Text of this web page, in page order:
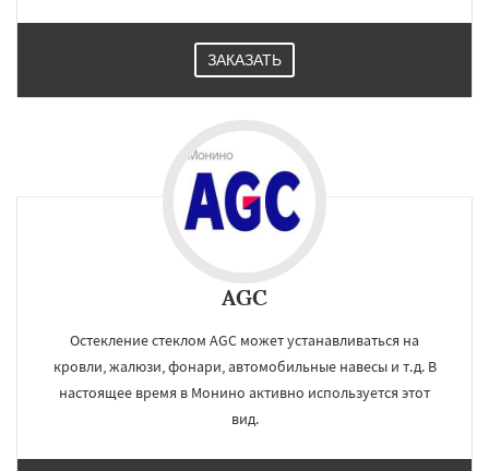
ЗАКАЗАТЬ
AGC
Остекление стеклом AGC может устанавливаться на
кровли, жалюзи, фонари, автомобильные навесы и т.д. В
настоящее время в Монино активно используется этот
вид.